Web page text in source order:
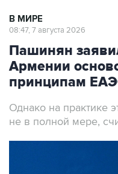
В МИРЕ
08:47, 7 августа 2026
Пашинян
Армении
принципам
Однако на практике
не в полной мере,